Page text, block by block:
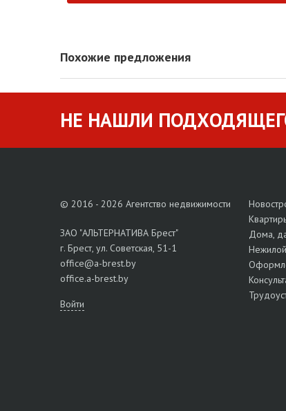
Похожие предложения
НЕ НАШЛИ
© 2016 - 2026 Агентство недвижимости
ЗАО "АЛЬТЕРНАТИВА Брест"
г. Брест, ул. Советская, 51-1
office@a-brest.by
office.a-brest.by
Войти
Дома,